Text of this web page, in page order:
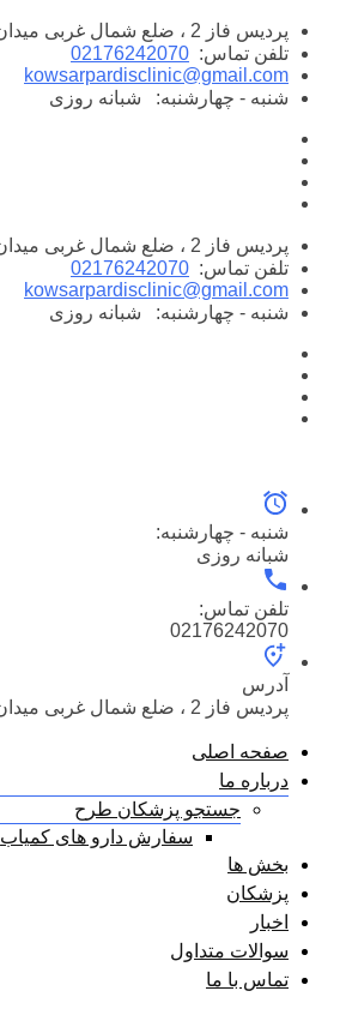
پرش
محتوا
پردیس فاز 2 ، ضلع شمال غربی میدان امام
تلفن تماس: 02176242070
kowsarpardisclinic@gmail.com
شنبه - چهارشنبه:
شبانه روزی
پردیس فاز 2 ، ضلع شمال غربی میدان امام
تلفن تماس: 02176242070
kowsarpardisclinic@gmail.com
شنبه - چهارشنبه:
شبانه روزی
شنبه - چهارشنبه:
شبانه روزی
تلفن تماس:
02176242070
آدرس
پردیس فاز 2 ، ضلع شمال غربی میدان امام
صفحه اصلی
درباره ما
جستجو پزشکان طرح
سفارش دارو های کمیاب
بخش ها
پزشکان
اخبار
سوالات متداول
تماس با ما